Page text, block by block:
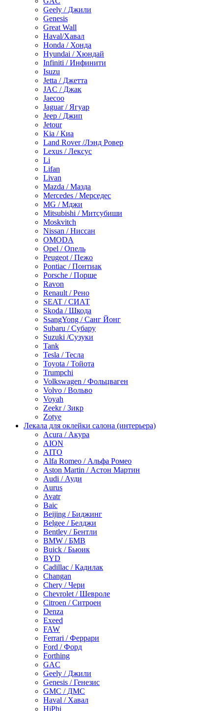
Geely / Джили
Genesis
Great Wall
Haval/Хавал
Honda / Хонда
Hyundai / Хюндай
Infiniti / Инфинити
Isuzu
Jetta / Джетта
JAC / Джак
Jaecoo
Jaguar / Ягуар
Jeep / Джип
Jetour
Kia / Киа
Land Rover /Лэнд Ровер
Lexus / Лексус
Li
Lifan
Livan
Mazda / Мазда
Mercedes / Мерседес
MG / Мджи
Mitsubishi / Митсубиши
Moskvitch
Nissan / Ниссан
OMODA
Opel / Опель
Peugeot / Пежо
Pontiac / Понтиак
Porsche / Порше
Ravon
Renault / Рено
SEAT / СИАТ
Skoda / Шкода
SsangYong / Санг Йонг
Subaru / Субару
Suzuki /Сузуки
Tank
Tesla / Тесла
Toyota / Тойота
Trumpchi
Volkswagen / Фольцваген
Volvo / Вольво
Voyah
Zeekr / Зикр
Zotye
Лекала для оклейки салона (интерьера)
Acura / Акура
AION
AITO
Alfa Romeo / Альфа Ромео
Aston Martin / Астон Мартин
Audi / Ауди
Aurus
Avatr
Baic
Beijing / Биджинг
Belgee / Белджи
Bentley / Бентли
BMW / БМВ
Buick / Бьюик
BYD
Cadillac / Кадилак
Changan
Chery / Чери
Chevrolet / Шевроле
Citroen / Ситроен
Denza
Exeed
FAW
Ferrari / Феррари
Ford / Форд
Forthing
GAC
Geely / Джили
Genesis / Генезис
GMC / ДМС
Haval / Хавал
HiPhi